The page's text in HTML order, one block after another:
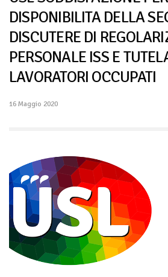
DISPONIBILITA DELLA
DISCUTERE DI
PERSONALE ISS E
LAVORATORI OCCUPATI
16 Maggio 2020